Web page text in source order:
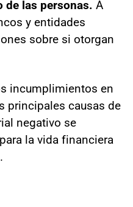
de las personas. A
y entidades
sobre si otorgan
incumplimientos en
principales causas de
negativo se
la vida financiera